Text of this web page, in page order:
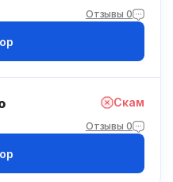
Отзывы 0
Скам
Отзывы 0